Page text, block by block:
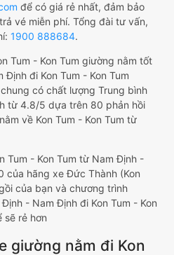
để có giá rẻ nhất, đảm bảo
vé miễn phí. Tổng đài tư vấn,
1900 888684.
Tum - Kon Tum giường nằm tốt
đi Kon Tum - Kon Tum
có chất lượng Trung bình
từ 4.8/5 dựa trên 80 phản hồi
về Kon Tum - Kon Tum từ
Tum - Kon Tum từ Nam Định -
của hãng xe Đức Thành (Kon
của bạn và chương trình
- Nam Định đi Kon Tum - Kon
sẽ rẻ hơn
giường nằm đi Kon